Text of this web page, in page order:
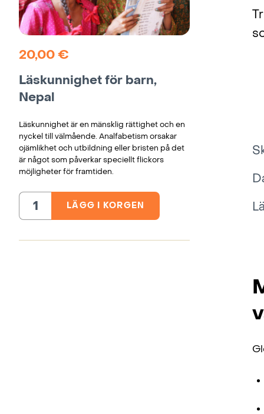
20,00€
Läskunnighet för barn,
Nepal
Läskunnighet är en mänsklig rättighet och en
nyckel till välmående. Analfabetism orsakar
ojämlikhet och utbildning eller bristen på det
är något som påverkar speciellt flickors
möjligheter för framtiden.
Läskunnighet
mängd
LÄGG I KORGEN